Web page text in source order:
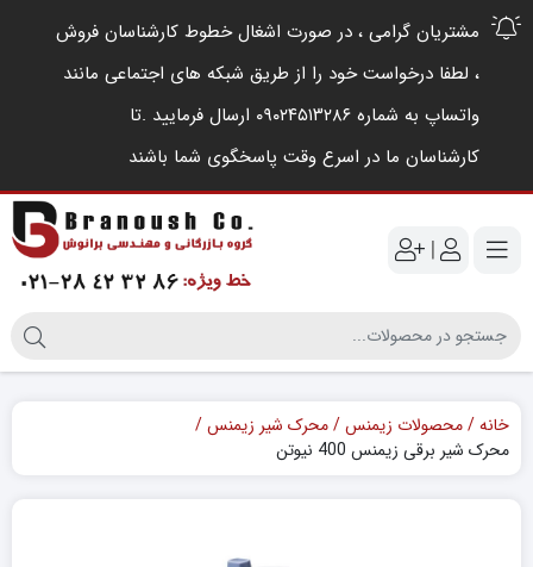
مشتریان گرامی ، در صورت اشغال خطوط کارشناسان فروش
، لطفا درخواست خود را از طریق شبکه های اجتماعی مانند
واتساپ به شماره ۰۹۰۲۴۵۱۳۲۸۶ ارسال فرمایید .‌تا
کارشناسان ما در اسرع وقت پاسخگوی شما باشند
|
خانه محصولات زیمنس
محرک شیر زیمنس
محرک شیر برقی زیمنس 400 نیوتن